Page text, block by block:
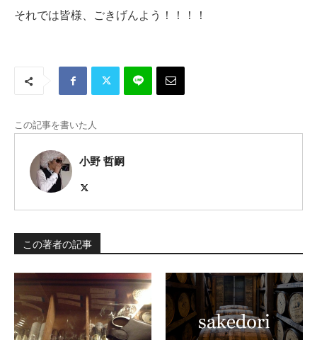
それでは皆様、ごきげんよう！！！！
この記事を書いた人
小野 哲嗣
この著者の記事